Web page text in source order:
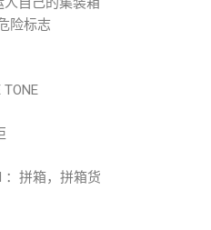
险标志
TONE
柜
：拼箱，拼箱货